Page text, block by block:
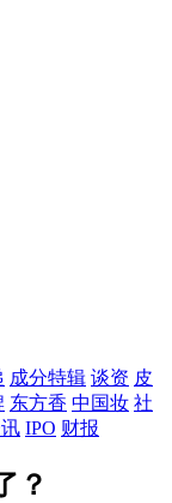
成分特辑 谈资 皮
东方香 中国妆 社
IPO 财报
？